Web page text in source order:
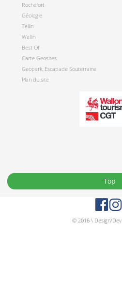
Rochefort
Géologie
Tellin
Wellin
Best Of
Carte Geosites
Geopark, Escapade Souterraine
Plan du site
© 2016 \ Design/Dev
Top